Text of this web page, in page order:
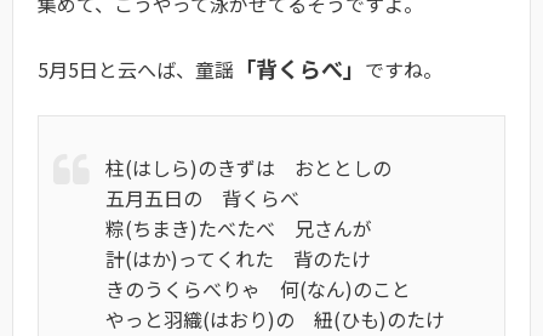
5月5日と云へば、童謡 「背くらべ」 ですね。
柱(はしら)のきずは おととしの
五月五日の 背くらべ
粽(ちまき)たべたべ 兄さんが
計(はか)ってくれた 背のたけ
きのうくらべりゃ 何(なん)のこと
やっと羽織(はおり)の 紐(ひも)のたけ